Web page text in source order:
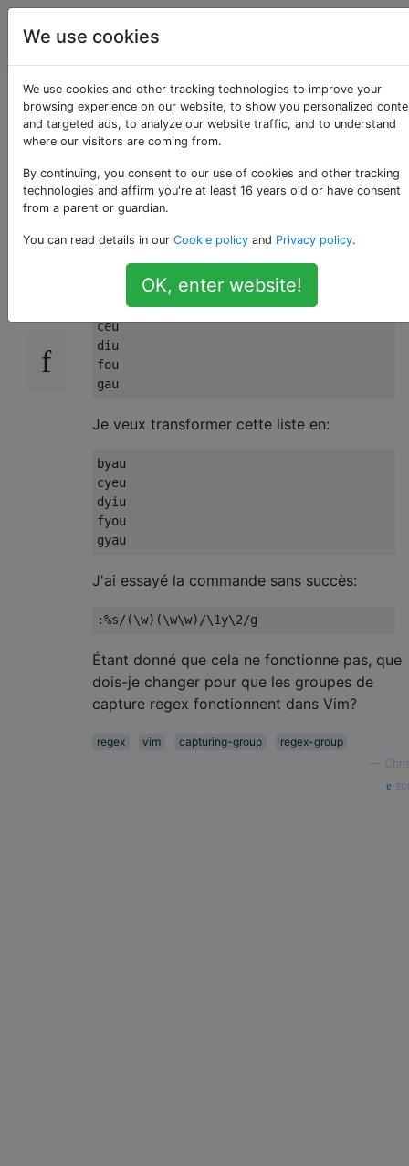
La
programmation
Groupes de capture
Vim Regex [bau ->
byau: ceu -> cyeu]
J'ai une liste de mots:
ceu
diu
fou
gau
Je veux transformer cette liste en:
byau
cyeu
dyiu
fyou
gyau
J'ai essayé la commande sans succès:
:%s/(\w)(\w\w)/\1y\2/g
Étant donné que cela ne fonctionne pas, que
dois-je changer pour que les groupes de
capture regex fonctionnent dans Vim?
regex vim capturing-group
regex-group
We use cookies
We use cookies and other tracking technologies to improve your
browsing experience on our website, to show you personalized
and targeted ads, to analyze our website traffic, and to understand
where our visitors are coming from.
By continuing, you consent to our use of cookies and other tracking
technologies and affirm you're at least 16 years old or have consent
from a parent or guardian.
You can read details in our Cookie policy and Privacy policy.
OK, enter website!